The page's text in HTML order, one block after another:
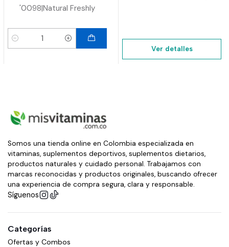
'0098|Natural Freshly
Cantidad Ver detalles
Somos una tienda online en Colombia especializada en
vitaminas, suplementos deportivos, suplementos dietarios,
productos naturales y cuidado personal. Trabajamos con
marcas reconocidas y productos originales, buscando ofrecer
una experiencia de compra segura, clara y responsable.
Síguenos
Categorías
Ofertas y Combos